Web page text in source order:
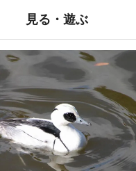
見る・遊ぶ